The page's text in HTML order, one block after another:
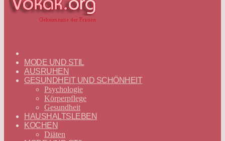
—
DEUTSCH
MODE UND STIL
AUSRUHEN
GESUNDHEIT UND SCHÖNHEIT
Psychologie
Körperpflege
Gesundheit
HAUSHALTSLEBEN
KOCHEN
Diäten